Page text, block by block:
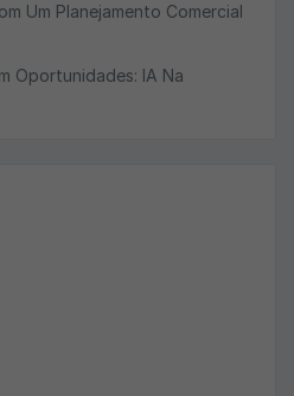
Um Planejamento Comercial
Oportunidades: IA Na